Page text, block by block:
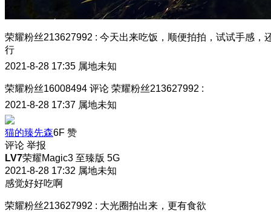
荣耀粉丝213627992 : 今天出来吃饭，顺便拍拍，试试手感，
行
2021-8-28 17:35 属地未知
荣耀粉丝16008494 评论 荣耀粉丝213627992 :
2021-8-28 17:37 属地未知
猫的臻先森6F 赞
评论 举报
LV7荣耀Magic3 至臻版 5G
2021-8-28 17:32 属地未知
感觉好好吃啊
荣耀粉丝213627992 : 大光圈拍出来，更有食欲